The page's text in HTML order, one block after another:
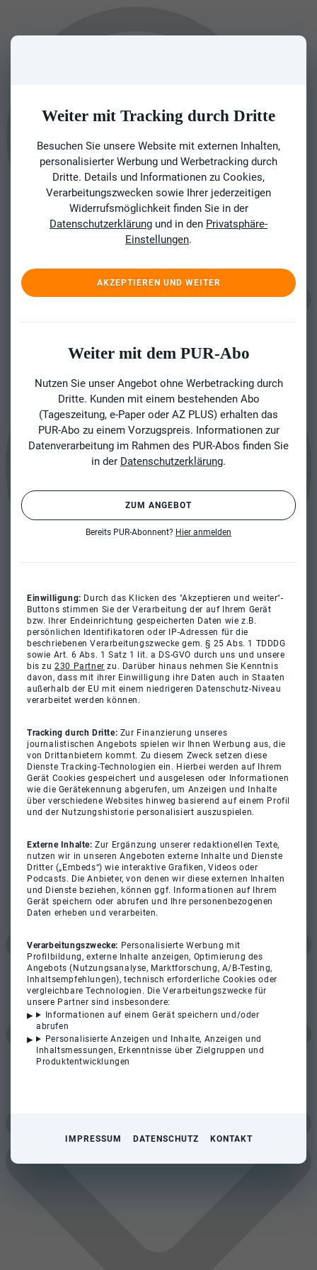
Weiter mit Tracking durch Dritte
Besuchen Sie unsere Website mit externen Inhalten,
personalisierter Werbung und Werbetracking durch
Dritte. Details und Informationen zu Cookies,
Verarbeitungszwecken sowie Ihrer jederzeitigen
Widerrufsmöglichkeit finden Sie in der
Datenschutzerklärung und in den Privatsphäre-
Einstellungen.
AKZEPTIEREN UND WEITER
Weiter mit dem PUR-Abo
Nutzen Sie unser Angebot ohne Werbetracking durch
Dritte. Kunden mit einem bestehenden Abo
(Tageszeitung, e-Paper oder AZ PLUS) erhalten das
PUR-Abo zu einem Vorzugspreis. Informationen zur
Datenverarbeitung im Rahmen des PUR-Abos finden Sie
in der Datenschutzerklärung.
ZUM ANGEBOT
Bereits PUR-Abonnent? Hier anmelden
Einwilligung: Durch das Klicken des "Akzeptieren und weiter"-
Buttons stimmen Sie der Verarbeitung der auf Ihrem Gerät
bzw. Ihrer Endeinrichtung gespeicherten Daten wie z.B.
persönlichen Identifikatoren oder IP-Adressen für die
beschriebenen Verarbeitungszwecke gem. § 25 Abs. 1 TDDDG
sowie Art. 6 Abs. 1 Satz 1 lit. a DS-GVO durch uns und unsere
bis zu230 Partner zu. Darüber hinaus nehmen Sie Kenntnis
davon, dass mit ihrer Einwilligung ihre Daten auch in Staaten
außerhalb der EU mit einem niedrigeren Datenschutz-Niveau
verarbeitet werden können.
Tracking durch Dritte: Zur Finanzierung unseres
journalistischen Angebots spielen wir Ihnen Werbung aus, die
von Drittanbietern kommt. Zu diesem Zweck setzen diese
Dienste Tracking-Technologien ein. Hierbei werden auf Ihrem
Gerät Cookies gespeichert und ausgelesen oder Informationen
wie die Gerätekennung abgerufen, um Anzeigen und Inhalte
über verschiedene Websites hinweg basierend auf einem Profil
und der Nutzungshistorie personalisiert auszuspielen.
Externe Inhalte:Zur Ergänzung unserer redaktionellen Texte,
nutzen wir in unseren Angeboten externe Inhalte und Dienste
Dritter („Embeds“) wie interaktive Grafiken, Videos oder
Podcasts. Die Anbieter, von denen wir diese externen Inhalten
und Dienste beziehen, können ggf. Informationen auf Ihrem
Gerät speichern oder abrufen und Ihre personenbezogenen
Daten erheben und verarbeiten.
Verarbeitungszwecke: Personalisierte Werbung mit
Profilbildung, externe Inhalte anzeigen, Optimierung des
Angebots (Nutzungsanalyse, Marktforschung, A/B-Testing,
Inhaltsempfehlungen), technisch erforderliche Cookies oder
vergleichbare Technologien. Die Verarbeitungszwecke für
unsere Partner sind insbesondere:
Informationen auf einem Gerät speichern und/oder
abrufen
Personalisierte Anzeigen und Inhalte, Anzeigen und
Inhaltsmessungen, Erkenntnisse über Zielgruppen und
Produktentwicklungen
IMPRESSUM DATENSCHUTZ KONTAKT